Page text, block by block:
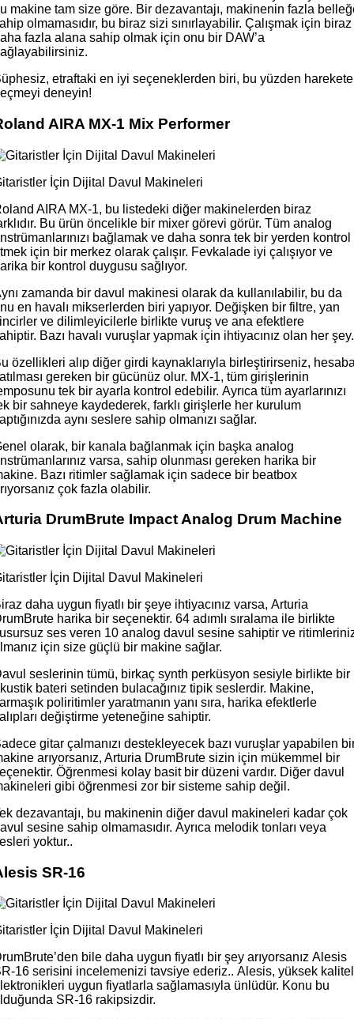
makine tam size göre. Bir dezavantajı, makinenin fazla
olmamasıdır, bu biraz sizi sınırlayabilir. Çalışmak için biraz
fazla alana sahip olmak için onu bir DAW’a
etraftaki en iyi seçeneklerden biri, bu yüzden harekete
deneyin!
AIRA MX-1 Mix Performer
İçin Dijital Davul Makineleri
AIRA MX-1, bu listedeki diğer makinelerden biraz
Bu ürün öncelikle bir mixer görevi görür. Tüm analog
bağlamak ve daha sonra tek bir yerden kontrol
için bir merkez olarak çalışır. Fevkalade iyi çalışıyor ve
bir kontrol duygusu sağlıyor.
zamanda bir davul makinesi olarak da kullanılabilir, bu da
en havalı mikserlerden biri yapıyor. Değişken bir filtre, yan
ve dilimleyicilerle birlikte vuruş ve ana efektlere
Bazı havalı vuruşlar yapmak için ihtiyacınız olan her
özellikleri alıp diğer girdi kaynaklarıyla birleştirirseniz,
gereken bir gücünüz olur. MX-1, tüm girişlerinin
tek bir ayarla kontrol edebilir. Ayrıca tüm ayarlarınızı
bir sahneye kaydederek, farklı girişlerle her kurulum
aynı seslere sahip olmanızı sağlar.
olarak, bir kanala bağlanmak için başka analog
varsa, sahip olunması gereken harika bir
Bazı ritimler sağlamak için sadece bir beatbox
çok fazla olabilir.
DrumBrute Impact Analog Drum Machine
İçin Dijital Davul Makineleri
daha uygun fiyatlı bir şeye ihtiyacınız varsa, Arturia
harika bir seçenektir. 64 adımlı sıralama ile birlikte
ses veren 10 analog davul sesine sahiptir ve
için size güçlü bir makine sağlar.
seslerinin tümü, birkaç synth perküsyon sesiyle birlikte bir
bateri setinden bulacağınız tipik seslerdir. Makine,
poliritimler yaratmanın yanı sıra, harika efektlerle
değiştirme yeteneğine sahiptir.
gitar çalmanızı destekleyecek bazı vuruşlar yapabilen
arıyorsanız, Arturia DrumBrute sizin için mükemmel bir
Öğrenmesi kolay basit bir düzeni vardır. Diğer davul
gibi öğrenmesi zor bir sisteme sahip değil.
dezavantajı, bu makinenin diğer davul makineleri kadar çok
sesine sahip olmamasıdır. Ayrıca melodik tonları veya
yoktur..
SR-16
İçin Dijital Davul Makineleri
bile daha uygun fiyatlı bir şey arıyorsanız Alesis
16 serisini incelemenizi tavsiye ederiz.. Alesis, yüksek
uygun fiyatlarla sağlamasıyla ünlüdür. Konu bu
SR-16 rakipsizdir.